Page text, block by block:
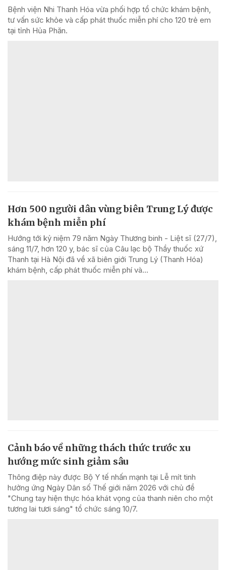
Bệnh viện Nhi Thanh Hóa vừa phối hợp tổ chức khám bệnh,
tư vấn sức khỏe và cấp phát thuốc miễn phí cho 120 trẻ em
tại tỉnh Hủa Phăn.
Hơn 500 người dân vùng biên Trung Lý được
khám bệnh miễn phí
Hướng tới kỷ niệm 79 năm Ngày Thương binh - Liệt sĩ (27/7),
sáng 11/7, hơn 120 y, bác sĩ của Câu lạc bộ Thầy thuốc xứ
Thanh tại Hà Nội đã về xã biên giới Trung Lý (Thanh Hóa)
khám bệnh, cấp phát thuốc miễn phí và...
Cảnh báo về những thách thức trước xu
hướng mức sinh giảm sâu
Thông điệp này được Bộ Y tế nhấn mạnh tại Lễ mít tinh
hưởng ứng Ngày Dân số Thế giới năm 2026 với chủ đề
"Chung tay hiện thực hóa khát vọng của thanh niên cho một
tương lai tươi sáng" tổ chức sáng 10/7.